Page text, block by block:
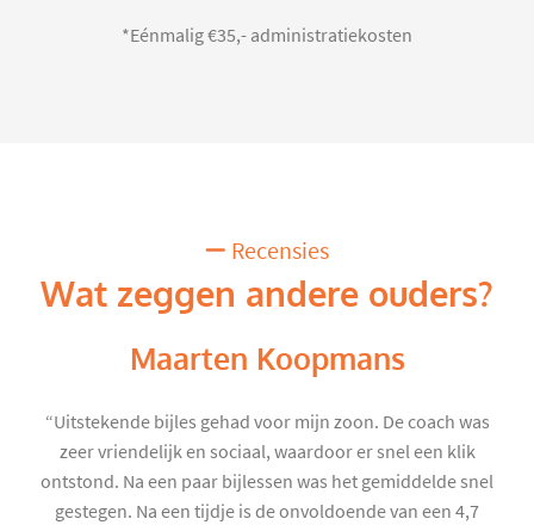
*Eénmalig €35,- administratiekosten
Recensies
Wat zeggen andere ouders?
Maarten Koopmans
“Uitstekende bijles gehad voor mijn zoon. De coach was
zeer vriendelijk en sociaal, waardoor er snel een klik
ontstond. Na een paar bijlessen was het gemiddelde snel
gestegen. Na een tijdje is de onvoldoende van een 4,7